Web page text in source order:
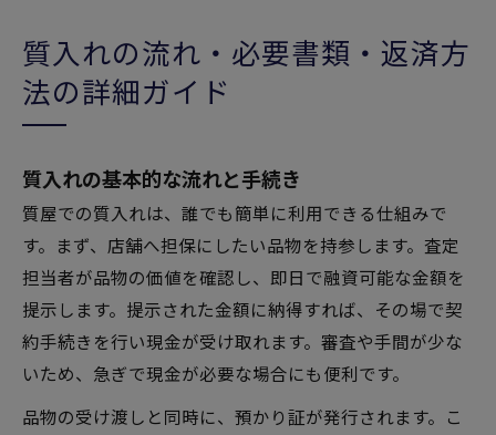
質入れの流れ・必要書類・返済方
法の詳細ガイド
質入れの基本的な流れと手続き
質屋での質入れは、誰でも簡単に利用できる仕組みで
す。まず、店舗へ担保にしたい品物を持参します。査定
担当者が品物の価値を確認し、即日で融資可能な金額を
提示します。提示された金額に納得すれば、その場で契
約手続きを行い現金が受け取れます。審査や手間が少な
いため、急ぎで現金が必要な場合にも便利です。
品物の受け渡しと同時に、預かり証が発行されます。こ